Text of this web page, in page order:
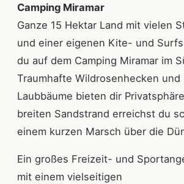
Camping Miramar
Ganze 15 Hektar Land mit vielen
und einer eigenen Kite- und
du auf dem Camping Miramar im
Traumhafte Wildrosenhecken und
Laubbäume bieten dir
breiten Sandstrand erreichst du
einem kurzen Marsch über die
Ein großes Freizeit- und
mit einem vielseitigen